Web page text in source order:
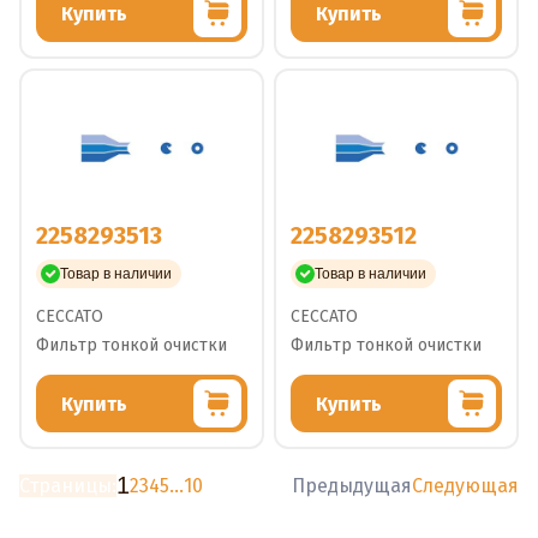
Купить Купить
2258293513
Товар в наличии
CECCATO
Фильтр тонкой очистки
Купить
2258293512
Товар в наличии
CECCATO
Фильтр тонкой очистки
Купить
12345...10 ПредыдущаяСледующая